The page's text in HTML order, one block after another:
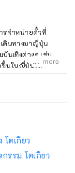
รจำหน่ายตั๋วที่
ดินทางมาญี่ปุ่น
นเทิงต่างๆ เช่น
ขึ้นในญี่ปุ่นได้more
ตเกียว
รรม โตเกียว